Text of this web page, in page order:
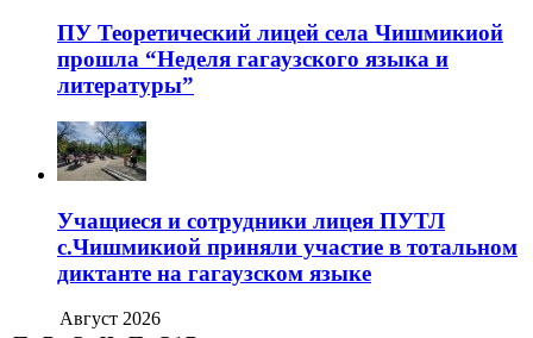
ПУ Теоретический лицей села Чишмикиой
прошла “Неделя гагаузского языка и
литературы”
Учащиеся и сотрудники лицея ПУТЛ
с.Чишмикиой приняли участие в тотальном
диктанте на гагаузском языке
Август 2026